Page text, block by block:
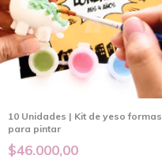
10 Unidades | Kit de yeso formas
para pintar
$46.000,00